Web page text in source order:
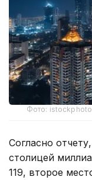
Фото: istockphoto
Согласно
столицей
119, второе